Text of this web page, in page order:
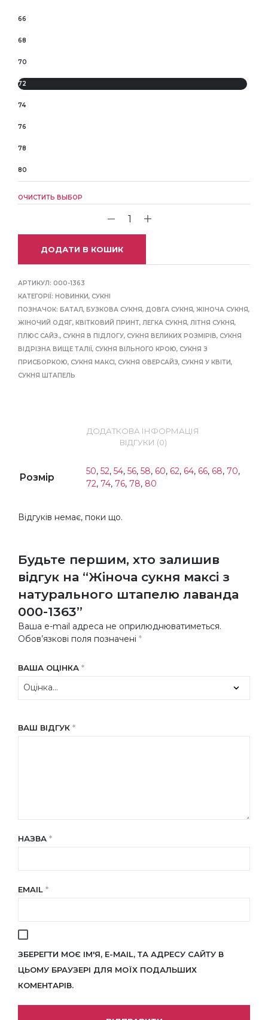
66
68
70
72
74
76
78
80
ОЧИСТИТЬ ВЫБОР
ДОДАТИ В КОШИК
АРТИКУЛ: 000-1363
КАТЕГОРІЇ: НОВИНКИ, СУКНІ
ПОЗНАЧОК: БАТАЛ, БУЗКОВА СУКНЯ, ДОВГА СУКНЯ, ЖІНОЧА СУКНЯ,
ЖІНОЧИЙ ОДЯГ, КВІТКОВИЙ ПРИНТ, ЛЕГКА СУКНЯ, ЛІТНЯ СУКНЯ,
ПЛЮС САЙЗ., СУКНЯ В ПІДЛОГУ, СУКНЯ ВЕЛИКИХ РОЗМІРІВ, СУКНЯ
ВІДРІЗНА ВИЩЕ ТАЛІЇ, СУКНЯ ВІЛЬНОГО КРОЮ, СУКНЯ З
ПРИСБОРКОЮ, СУКНЯ МАКСІ, СУКНЯ ОВЕРСАЙЗ, СУКНЯ У КВІТИ,
СУКНЯ ШТАПЕЛЬ
ДОДАТКОВА ІНФОРМАЦІЯ
ВІДГУКИ (0)
Розмір
50, 52, 54, 56, 58, 60, 62, 64, 66, 68, 70,
72, 74, 76, 78, 80
Відгуків немає, поки що.
Будьте першим, хто залишив
відгук на “Жіноча сукня максі з
натурального штапелю лаванда
000-1363”
Ваша e-mail адреса не оприлюднюватиметься.
Обов’язкові поля позначені *
ВАША ОЦІНКА *
ВАШ ВІДГУК *
НАЗВА *
EMAIL *
ЗБЕРЕГТИ МОЄ ІМ'Я, E-MAIL, ТА АДРЕСУ САЙТУ В
ЦЬОМУ БРАУЗЕРІ ДЛЯ МОЇХ ПОДАЛЬШИХ
КОМЕНТАРІВ.